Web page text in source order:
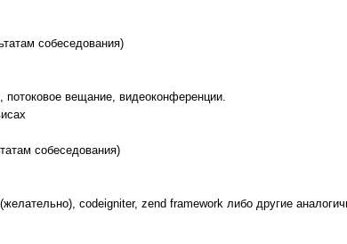
собеседования)
потоковое вещание, видеоконференции.
собеседования)
codeigniter, zend framework либо другие